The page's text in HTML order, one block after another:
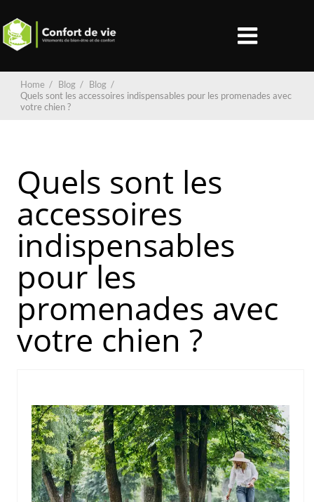
Home / Blog / Blog /
Quels sont les accessoires indispensables pour les promenades avec
votre chien ?
Quels sont les
accessoires
indispensables
pour les
promenades avec
votre chien ?